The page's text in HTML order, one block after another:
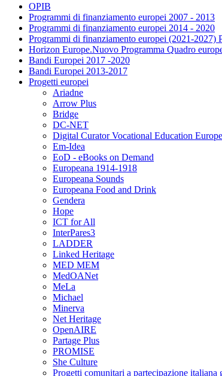
OPIB
Programmi di finanziamento europei 2007 - 2013
Programmi di finanziamento europei 2014 - 2020
Programmi di finanziamento europei (2021-2027)
Horizon Europe.Nuovo Programma Quadro
Bandi Europei 2017 -2020
Bandi Europei 2013-2017
Progetti europei
Ariadne
Arrow Plus
Bridge
DC-NET
Digital Curator Vocational Education Europe
Em-Idea
EoD - eBooks on Demand
Europeana 1914-1918
Europeana Sounds
Europeana Food and Drink
Gendera
Hope
ICT for All
InterPares3
LADDER
Linked Heritage
MED MEM
MedOANet
MeLa
Michael
Minerva
Net Heritage
OpenAIRE
Partage Plus
PROMISE
She Culture
Progetti comunitari a partecipazione italiana